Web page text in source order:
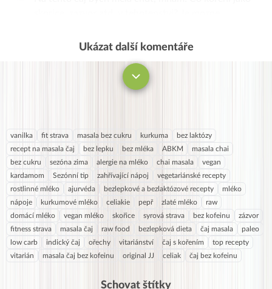
Ukázat další komentáře
vanilka fit strava masala bez cukru kurkuma
bez laktózy
recept na masala čaj
bez lepku bez mléka ABKM
masala chai
bez cukru
sezóna zima alergie na mléko chai masala
vegan
kardamom
Sezónní tip zahřívající nápoj
vegetariánské recepty
rostlinné mléko
ajurvéda bezlepkové a bezlaktózové recepty
mléko
nápoje
kurkumové mléko celiakie pepř zlaté mléko
raw
domácí mléko
vegan mléko skořice syrová strava bez kofeinu
zázvor
fitness strava
masala čaj raw food bezlepková dieta čaj masala
paleo
low carb
indický čaj ořechy vitariánství čaj s kořením
top recepty
vitarián
masala čaj bez kofeinu original JJ celiak čaj bez kofeinu
Schovat štítky